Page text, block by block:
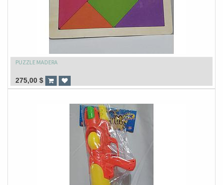
PUZZLE MADERA
275,00 $